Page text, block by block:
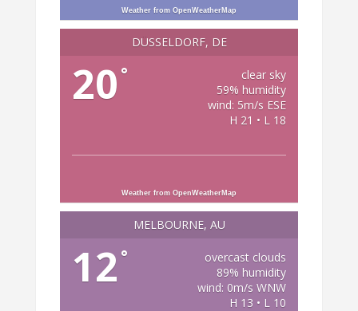
Weather from OpenWeatherMap
DÜSSELDORF, DE
20 °
clear sky
59% humidity
wind: 5m/s ESE
H 21 • L 18
Weather from OpenWeatherMap
MELBOURNE, AU
12 °
overcast clouds
89% humidity
wind: 0m/s WNW
H 13 • L 10